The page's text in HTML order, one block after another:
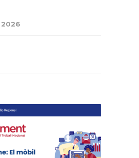
2026